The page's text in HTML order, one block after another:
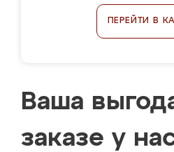
ПЕРЕЙТИ В
Ваша
заказе у